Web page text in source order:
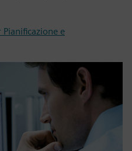
Pianificazione e